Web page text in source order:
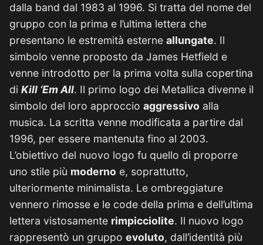
dalla band dal 1983 al 1996. Si tratta del nome del
gruppo con la prima e l’ultima lettera che
presentano le estremità esterne allungate. Il
simbolo venne proposto da James Hetfield e
venne introdotto per la prima volta sulla copertina
di Kill ‘Em All. Il primo logo dei Metallica divenne il
simbolo del loro approccio aggressivo alla
musica. La scritta venne modificata a partire dal
1996, per essere mantenuta fino al 2003.
L’obiettivo del nuovo logo fu quello di proporre
uno stile più moderno e, soprattutto,
ulteriormente minimalista. Le ombreggiature
vennero rimosse e le code della prima e dell’ultima
lettera vistosamente rimpicciolite. Il nuovo logo
rappresentò un gruppo evoluto, dall’identità più